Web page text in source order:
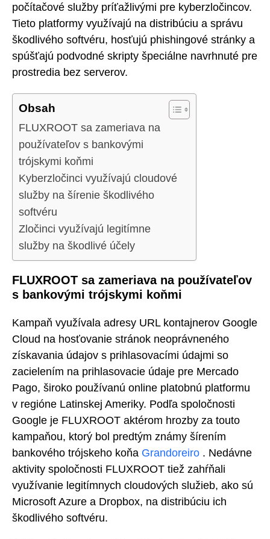
počítačové služby príťažlivými pre kyberzločincov.
Tieto platformy využívajú na distribúciu a správu
škodlivého softvéru, hosťujú phishingové stránky a
spúšťajú podvodné skripty špeciálne navrhnuté pre
prostredia bez serverov.
Obsah
FLUXROOT sa zameriava na
používateľov s bankovými
trójskymi koňmi
Kyberzločinci využívajú cloudové
služby na šírenie škodlivého
softvéru
Zločinci využívajú legitímne
služby na škodlivé účely
FLUXROOT sa zameriava na používateľov
s bankovými trójskymi koňmi
Kampaň využívala adresy URL kontajnerov Google
Cloud na hosťovanie stránok neoprávneného
získavania údajov s prihlasovacími údajmi so
zacielením na prihlasovacie údaje pre Mercado
Pago, široko používanú online platobnú platformu
v regióne Latinskej Ameriky. Podľa spoločnosti
Google je FLUXROOT aktérom hrozby za touto
kampaňou, ktorý bol predtým známy šírením
bankového trójskeho koňa Grandoreiro . Nedávne
aktivity spoločnosti FLUXROOT tiež zahŕňali
využívanie legitímnych cloudových služieb, ako sú
Microsoft Azure a Dropbox, na distribúciu ich
škodlivého softvéru.